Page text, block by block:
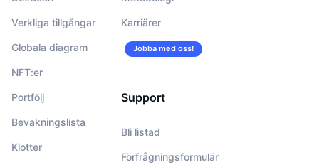
Verkliga tillgångar
Globala diagram
NFT:er
Portfölj
Bevakningslista
Klotter
Karriärer
Jobba med oss!
Support
Bli listad
Förfrågningsformulär